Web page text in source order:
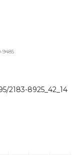
9485
2183-8925_42_14